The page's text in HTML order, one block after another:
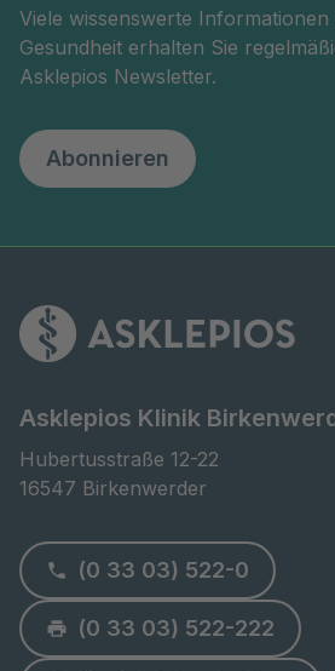
Viele wissenswerte
Gesundheit erhalten Sie
Asklepios Newsletter.
Abonnieren
Asklepios Klinik
Hubertusstraße 12-22
16547 Birkenwerder
(0 33 03) 522-0
(0 33 03) 522-222